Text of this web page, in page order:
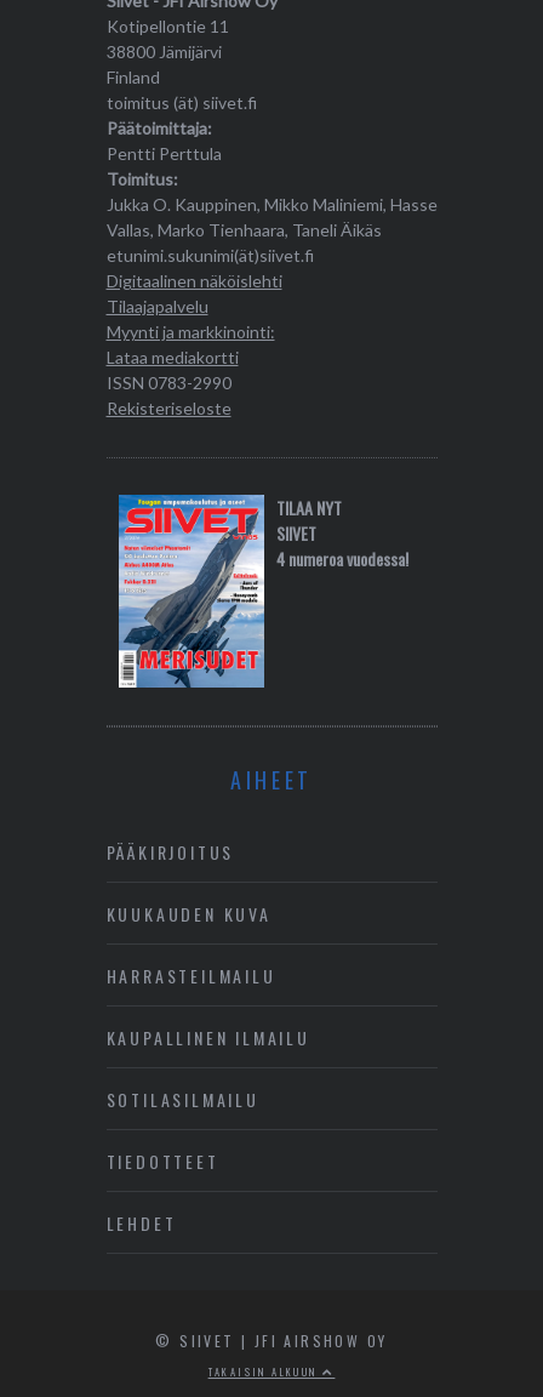
Kotipellontie 11
38800 Jämijärvi
Finland
toimitus (ät) siivet.fi
Päätoimittaja:
Pentti Perttula
Toimitus:
Jukka O. Kauppinen, Mikko Maliniemi, Hasse
Vallas, Marko Tienhaara, Taneli Äikäs
etunimi.sukunimi(ät)siivet.fi
Digitaalinen näköislehti
Tilaajapalvelu
Myynti ja markkinointi:
Lataa mediakortti
ISSN 0783-2990
Rekisteriseloste
TILAA NYT
SIIVET
4 numeroa vuodessa!
AIHEET
PÄÄKIRJOITUS
KUUKAUDEN KUVA
HARRASTEILMAILU
KAUPALLINEN ILMAILU
SOTILASILMAILU
TIEDOTTEET
LEHDET
© SIIVET | JFI AIRSHOW OY
TAKAISIN ALKUUN